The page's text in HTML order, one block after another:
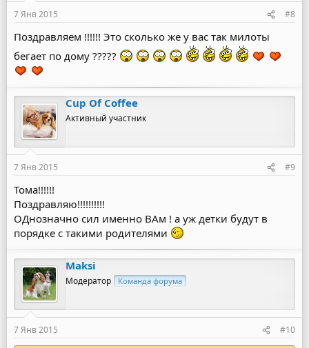
7 Янв 2015 #8
Поздравляем !!!!!! Это сколько же у вас так милоты
бегает по дому ?????
Cup Of Coffee
Активный участник
7 Янв 2015 #9
Тома!!!!!!
Поздравляю!!!!!!!!!!
ОДнозначно сил именно ВАм ! а уж детки будут в
порядке с такими родителями
Maksi
Модератор Команда форума
7 Янв 2015 #10